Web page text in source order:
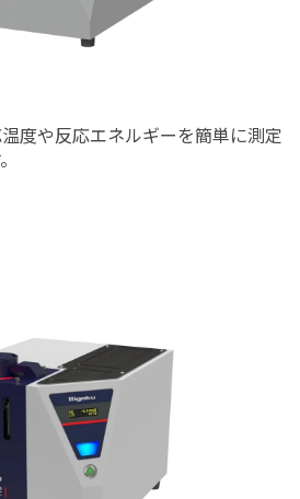
度や反応エネルギーを簡単に測定